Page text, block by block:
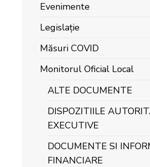
Evenimente
Legislație
Măsuri COVID
Monitorul Oficial Local
ALTE DOCUMENTE
DISPOZITIILE
EXECUTIVE
DOCUMENTE SI
FINANCIARE